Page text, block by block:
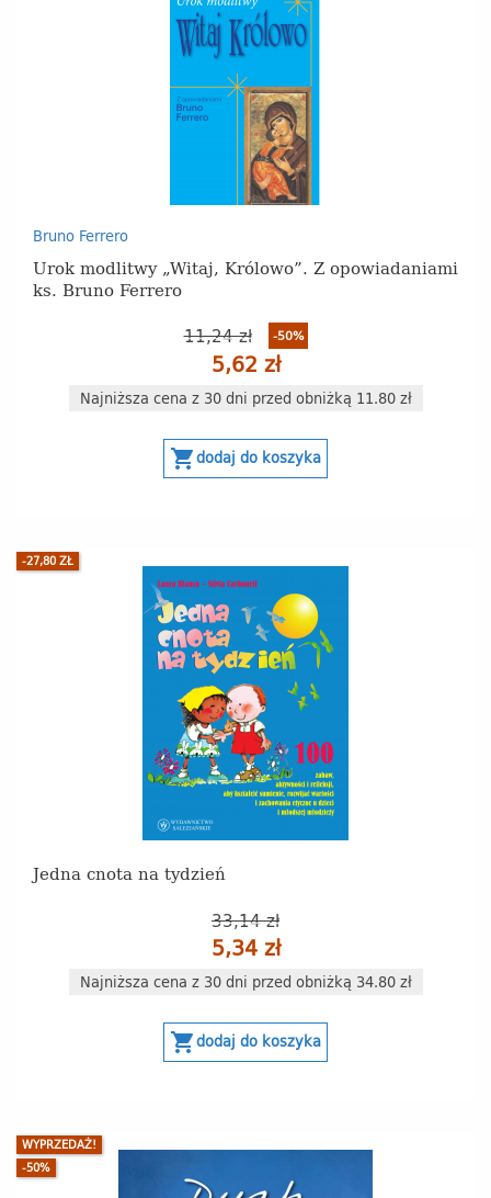
Bruno Ferrero
Urok modlitwy „Witaj, Królowo”. Z opowiadaniami
ks. Bruno Ferrero
11,24 zł -50%
5,62 zł
Najniższa cena z 30 dni przed obniżką 11.80 zł
shopping_cartdodaj do koszyka
Jedna cnota na tydzień
33,14 zł
5,34 zł
Najniższa cena z 30 dni przed obniżką 34.80 zł
-27,80 ZŁ
shopping_cartdodaj do koszyka
WYPRZEDAŻ!
-50%